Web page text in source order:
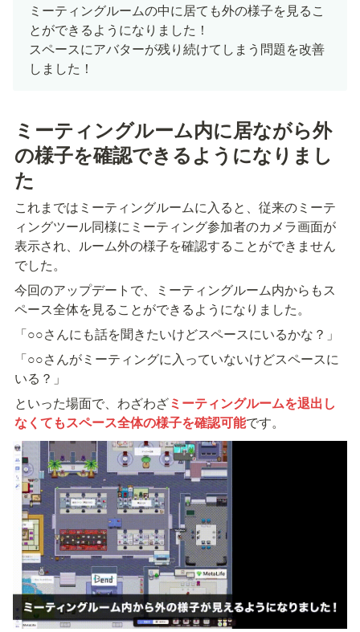
ミーティングルームの中に居ても外の様子を見るこ
とができるようになりました！
スペースにアバターが残り続けてしまう問題を改善
しました！
ミーティングルーム内に居ながら外
の様子を確認できるようになりまし
た
これまではミーティングルームに入ると、従来のミーテ
ィングツール同様にミーティング参加者のカメラ画面が
表示され、ルーム外の様子を確認することができません
でした。
今回のアップデートで、ミーティングルーム内からもス
ペース全体を見ることができるようになりました。
「○○さんにも話を聞きたいけどスペースにいるかな？」
「○○さんがミーティングに入っていないけどスペースに
いる？」
といった場面で、わざわざミーティングルームを退出し
なくてもスペース全体の様子を確認可能です。